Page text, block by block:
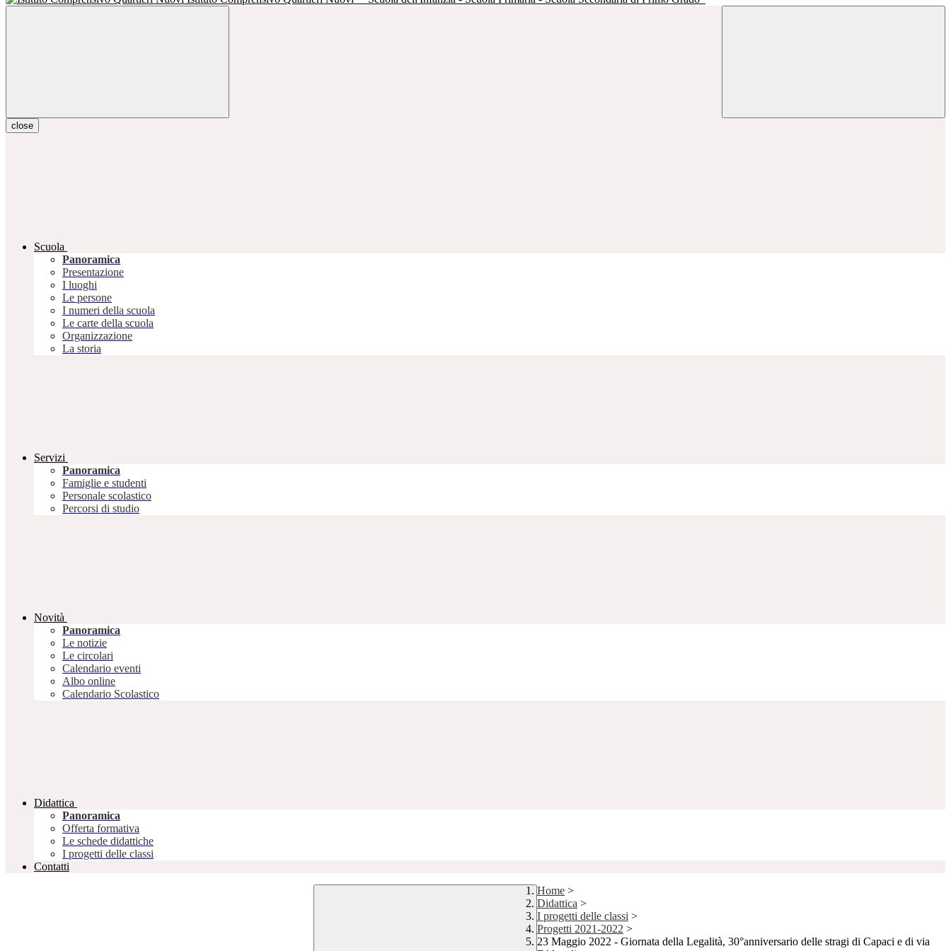
close
Scuola
Panoramica
Presentazione
I luoghi
Le persone
I numeri della scuola
Le carte della scuola
Organizzazione
La storia
Servizi
Panoramica
Famiglie e studenti
Personale scolastico
Percorsi di studio
Novità
Panoramica
Le notizie
Le circolari
Calendario eventi
Albo online
Calendario Scolastico
Didattica
Panoramica
Offerta formativa
Le schede didattiche
I progetti delle classi
Contatti
Home >
Didattica >
I progetti delle classi >
Progetti 2021-2022 >
23 Maggio 2022 - Giornata della Legalità, 30°anniversario delle stragi di Capaci e di via